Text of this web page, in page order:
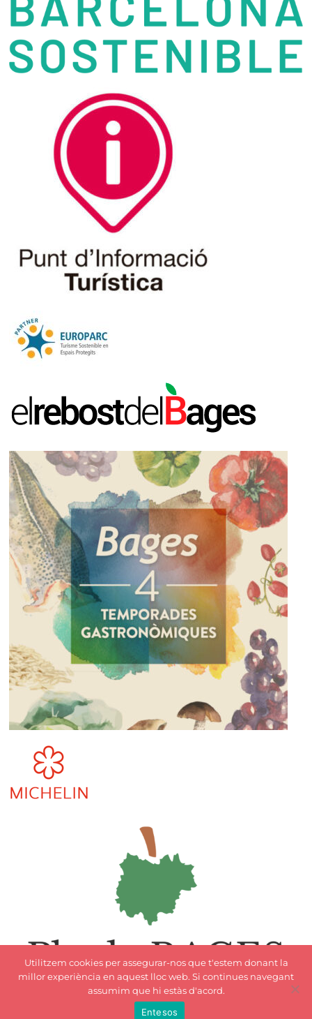
Utilitzem cookies per assegurar-nos que t'estem donant la
millor experiència en aquest lloc web. Si continues navegant
assumim que hi estàs d'acord.
Entesos